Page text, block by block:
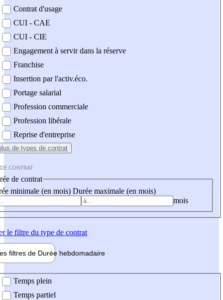
Contrat d'usage
CUI - CAE
CUI - CIE
Engagement à servir dans la réserve
Franchise
Insertion par l'activ.éco.
Portage salarial
Profession commerciale
Profession libérale
Reprise d'entreprise
de types de contrat
CONTRAT
de contrat
minimale (en mois) Durée maximale (en mois)
mois
le filtre du type de contrat
filtres de Durée hebdomadaire
Temps plein
Temps partiel